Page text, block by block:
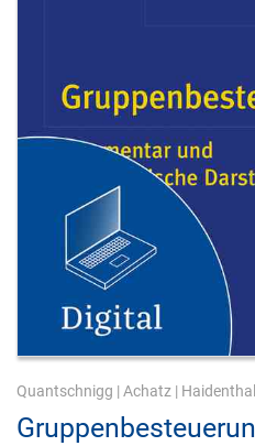
Quantschnigg | Achatz |